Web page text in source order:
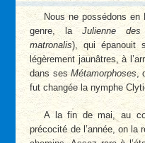
Nous ne possédons en
genre, laJulienne
matronalis), qui épanouit
légèrement jaunâtres, à
dans sesMétamorphoses,
fut changée la nymphe
A la fin de mai, au
précocité de l’année, on la